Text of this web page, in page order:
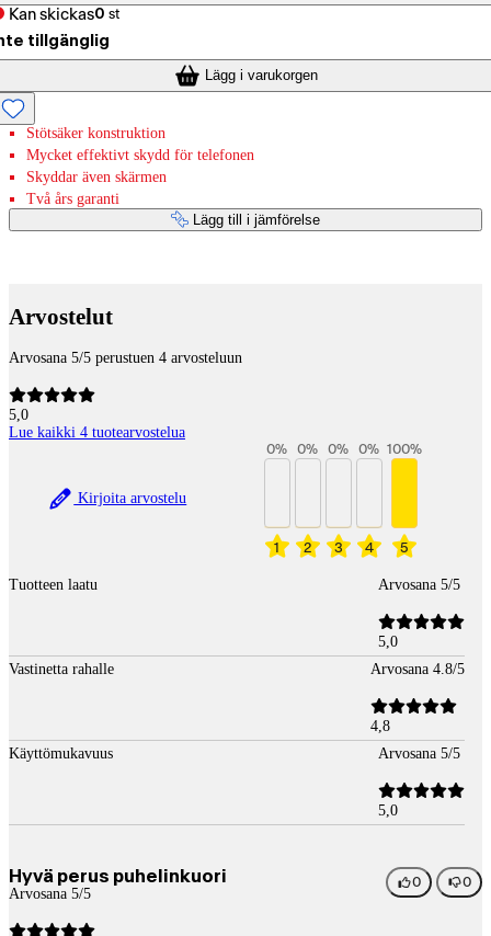
Kan skickas0 st
tillgänglig
Lägg i varukorgen
Stötsäker konstruktion
Mycket effektivt skydd för telefonen
Skyddar även skärmen
Två års garanti
Lägg till i jämförelse
Arvostelut
Arvosana 5/5 perustuen 4 arvosteluun
5,0
Lue kaikki 4 tuotearvostelua
Kirjoita arvostelu
1
0%
2
0%
3
0%
4
0%
5
100%
Tuotteen laatu Arvosana 5/5
5,0
Vastinetta rahalle
Arvosana 4.8/5
4,8
Käyttömukavuus
Arvosana 5/5
5,0
Hyvä perus puhelinkuori
Arvosana 5/5
0 0